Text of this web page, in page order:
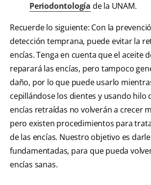
Periodontología de la UNAM.
Recuerde lo siguiente: Con la
detección temprana, puede evitar la
encías. Tenga en cuenta que el aceite
reparará las encías, pero tampoco
daño, por lo que puede usarlo
cepillándose los dientes y usando hilo
encías retraídas no volverán a crecer
pero existen procedimientos para
de las encías. Nuestro objetivo es
fundamentadas, para que pueda
encías sanas.